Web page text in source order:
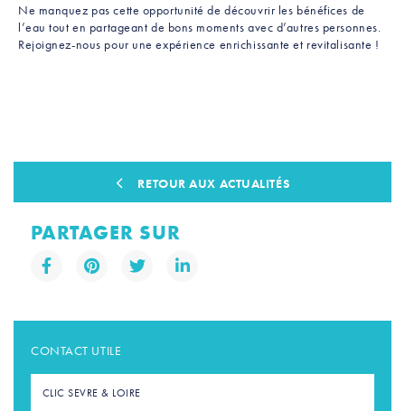
Ne manquez pas cette opportunité de découvrir les bénéfices de
l’eau tout en partageant de bons moments avec d’autres personnes.
Rejoignez-nous pour une expérience enrichissante et revitalisante !
RETOUR AUX ACTUALITÉS
PARTAGER SUR
CONTACT UTILE
CLIC SEVRE & LOIRE